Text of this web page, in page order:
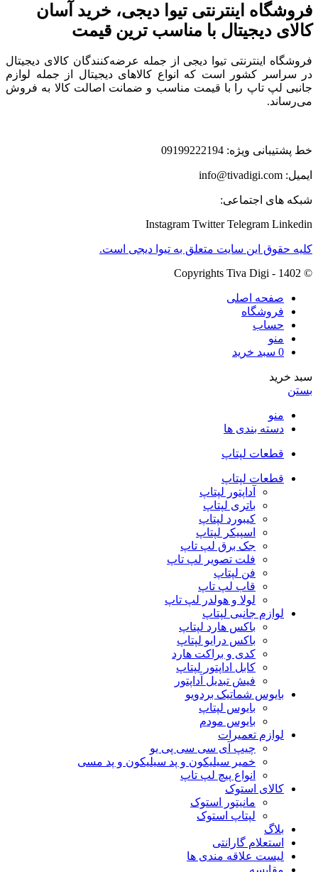
فروشگاه اینترنتی تیوا دیجی، خرید آسان
کالای دیجیتال با مناسب ترین قیمت
فروشگاه اینترنتی تیوا دیجی از جمله عرضه‌کنندگان کالای دیجیتال
در سراسر کشور است که انواع کالاهای دیجیتال از جمله لوازم
جانبی لپ تاپ را با قیمت مناسب و ضمانت اصالت کالا به فروش
می‌رساند.
خط پشتیبانی ویژه: 09199222194
ایمیل: info@tivadigi.com
شبکه های اجتماعی:
Instagram Twitter Telegram Linkedin
کلیه حقوق این سایت متعلق به تیوا دیجی است.
© Copyrights Tiva Digi - 1402
صفحه اصلی
فروشگاه
حساب
منو
0 سبد خرید
سبد خرید
بستن
منو
دسته بندی ها
قطعات لپتاپ
قطعات لپتاپ
آداپتور لپتاپ
باتری لپتاپ
کیبورد لپتاپ
اسپیکر لپتاپ
جک برق لپ تاپ
فلت تصویر لپ تاپ
فن لپتاپ
قاب لپ تاپ
لولا و هولدر لپ تاپ
لوازم جانبی لپتاپ
باکس هارد لپتاپ
باکس درایو لپتاپ
کدی و براکت هارد
کابل اداپتور لپتاپ
فیش تبدیل آداپتور
بایوس شماتیک بردویو
بایوس لپتاپ
بایوس مودم
لوازم تعمیرات
چیپ آی سی سی پی یو
خمیر سیلیکون و پد سیلیکون و پد مسی
انواع پیچ لپ تاپ
کالای استوک
مانیتور استوک
لپتاپ استوک
بلاگ
استعلام گارانتی
لیست علاقه مندی ها